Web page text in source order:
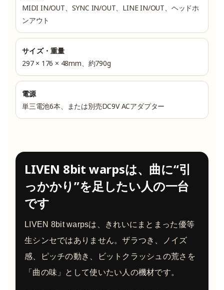
MIDI IN/OUT、SYNC IN/OUT、LINE IN/OUT、ヘッドホ
ンアウト
サイズ・重量
297 × 176 × 48mm、約790g
電源
単三電池6本、または別売DC9V ACアダプター
LIVEN 8bit warpsは、曲に“引
っかかり”を足したい人の一台
です
LIVEN 8bit warpsは、きれいにまとまった優等
生シンセではありません。ザラつき、ノイズ
感、ピッチの動き、ビットクラッシュの荒さを
「曲の味」として使いたい人の機材です。